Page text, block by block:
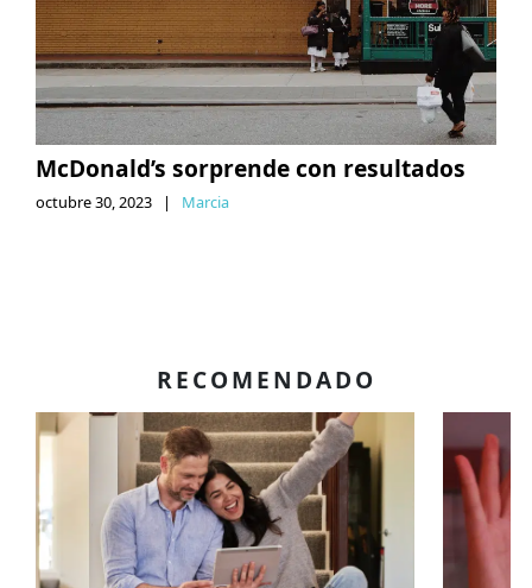
McDonald’s sorprende con resultados
octubre 30, 2023 | Marcia
RECOMENDADO